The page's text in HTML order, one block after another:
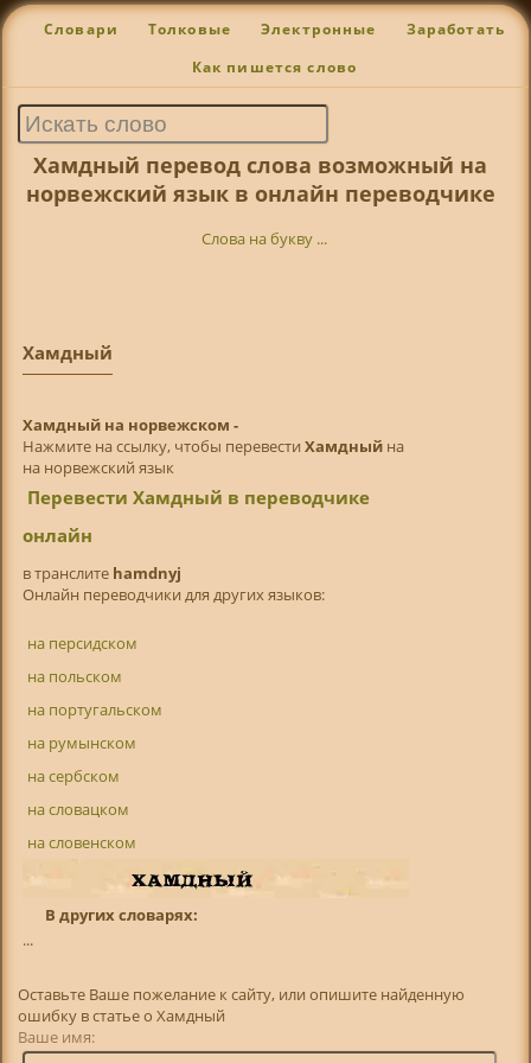
Словари Толковые Электронные Заработать
Как пишется слово
Хамдный перевод слова возможный на
норвежский язык в онлайн переводчике
Слова на букву ...
Хамдный
Хамдный на норвежском -
Нажмите на ссылку, чтобы перевести Хамдныйна
на норвежский язык
Перевести Хамдный в переводчике
онлайн
в транслитe hamdnyj
Онлайн переводчики для других языков:
на персидском
на польском
на португальском
на румынском
на сербском
на словацком
на словенском
В других словарях:
...
Оставьте Ваше пожелание к сайту, или опишите найденную
ошибку в статье о Хамдный
Ваше имя: